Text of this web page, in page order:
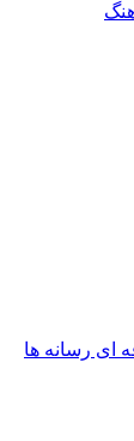
ای رسانه ها